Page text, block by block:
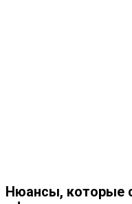
Нюансы, которые